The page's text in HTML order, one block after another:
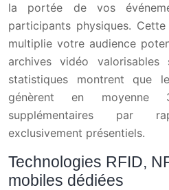
la portée de vos
participants physiques.
multiplie votre audience
archives vidéo
statistiques montrent que
génèrent en moyenne
supplémentaires par
exclusivement présentiels.
Technologies RFID,
mobiles dédiées